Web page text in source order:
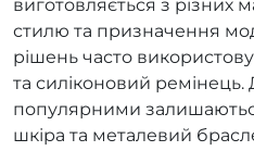
виготовляється з різних
стилю та призначення
рішень часто
та силіконовий ремінець.
популярними
шкіра та металевий